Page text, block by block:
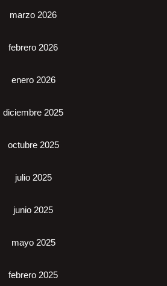
marzo 2026
febrero 2026
enero 2026
diciembre 2025
octubre 2025
julio 2025
junio 2025
mayo 2025
febrero 2025